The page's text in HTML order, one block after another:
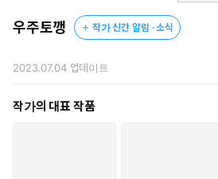
우주토깽 작가 신간 알림 · 소식
2023.07.04업데이트
작가의 대표 작품